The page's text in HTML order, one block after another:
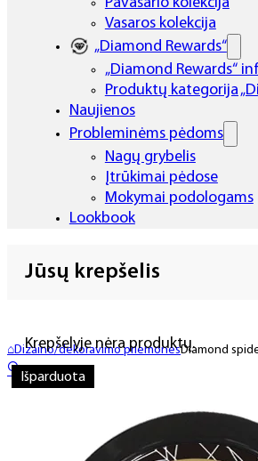
Rinkiniai
Vasaros kolekcija
„Diamond Rewards“
„Diamond Rewards“
Produktų kategorija
Naujienos
Probleminėms pėdoms
Nagų grybelis
Įtrūkimai pėdose
Mokymai podologams
Lookbook
Jūsų krepšelis
Krepšelyje nėra produktų.
⌂Dizaino/dekoravimo priemonėsDiamond
Išparduota
🔍